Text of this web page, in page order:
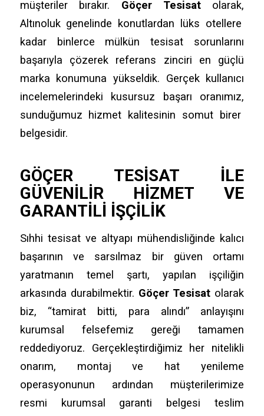
müşteriler bırakır.
Göçer Tesisatolarak,
Altınoluk genelinde konutlardan lüks otellere
kadar binlerce mülkün tesisat sorunlarını
başarıyla çözerek referans zinciri en güçlü
marka konumuna yükseldik. Gerçek kullanıcı
incelemelerindeki kusursuz başarı oranımız,
sunduğumuz hizmet kalitesinin somut birer
belgesidir.
GÖÇER TESISAT ILE
GÜVENILIR HIZMET VE
GARANTILI İŞÇILIK
Sıhhi tesisat ve altyapı mühendisliğinde kalıcı
başarının ve sarsılmaz bir güven ortamı
yaratmanın temel şartı, yapılan işçiliğin
arkasında durabilmektir. Göçer Tesisat olarak
biz, “tamirat bitti, para alındı” anlayışını
kurumsal felsefemiz gereği tamamen
reddediyoruz. Gerçekleştirdiğimiz her nitelikli
onarım, montaj ve hat yenileme
operasyonunun ardından müşterilerimize
resmi kurumsal garanti belgesi teslim